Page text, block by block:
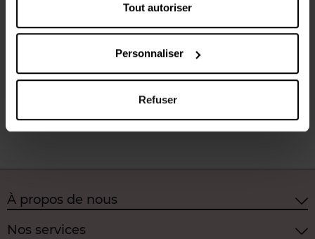
Tout autoriser
Personnaliser
Refuser
18:00
Samedi
10:00
18:00
Fermé
À propos de nous
Nos services